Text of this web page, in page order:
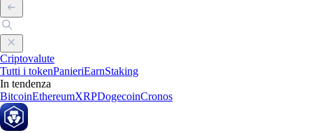
Criptovalute
Tutti i tokenPanieriEarnStaking
In tendenza
BitcoinEthereumXRPDogecoinCronos